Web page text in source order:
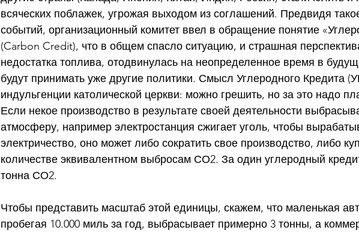
всяческих поблажек, угрожая выходом из соглашений. Предвидя
событий, организационный комитет ввел в обращение понятие
(Carbon Credit), что в общем спасло ситуацию, и страшная
недостатка топлива, отодвинулась на неопределенное время в
будут принимать уже другие политики. Смысл Углеродного Кредита
индульгенции католической церкви: можно грешить, но за это надо
Если некое производство в результате своей деятельности
атмосферу, например электростанция сжигает уголь, чтобы
электричество, оно может либо сократить свое производство, либо
количестве эквивалентном выбросам СО2. За один углеродный
тонна СО2.
Чтобы представить масштаб этой единицы, скажем, что маленькая
пробегая 10.000 миль за год, выбрасывает примерно 3 тонны, а